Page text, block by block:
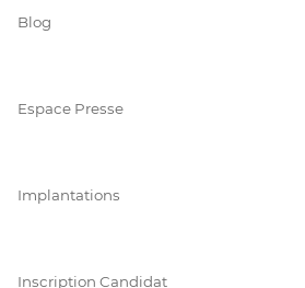
Blog
Espace Presse
Implantations
Inscription Candidat